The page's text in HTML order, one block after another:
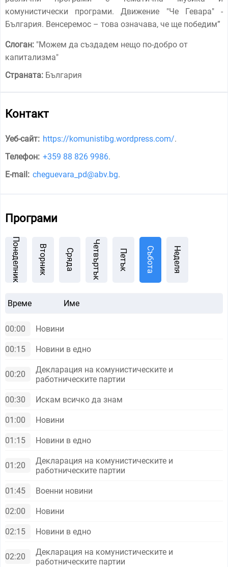
комунистически програми. Движение "Че Гевара" -
България. Венсеремос – това означава, че ще победим”
Слоган: "Можем да създадем нещо по-добро от
капитализма"
Страната: България
Контакт
Уеб-сайт: https://komunistibg.wordpress.com/.
Телефон: +359 88 826 9986.
E-mail: cheguevara_pd@abv.bg.
Програми
Понеделник Вторник Сряда Четвъртък Петък Събота Неделя
Време Име
00:00 Новини
00:15 Новини в едно
00:20
Декларация на комунистическите и
работническите партии
00:30 Искам всичко да знам
01:00 Новини
01:15 Новини в едно
01:20
Декларация на комунистическите и
работническите партии
01:45 Военни новини
02:00 Новини
02:15 Новини в едно
02:20
Декларация на комунистическите и
работническите партии